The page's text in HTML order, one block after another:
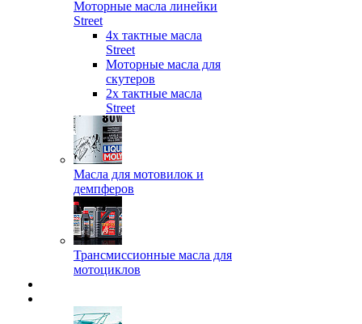
Моторные масла линейки
Street
4х тактные масла
Street
Моторные масла для
скутеров
2х тактные масла
Street
Масла для мотовилок и
демпферов
Трансмиссионные масла для
мотоциклов